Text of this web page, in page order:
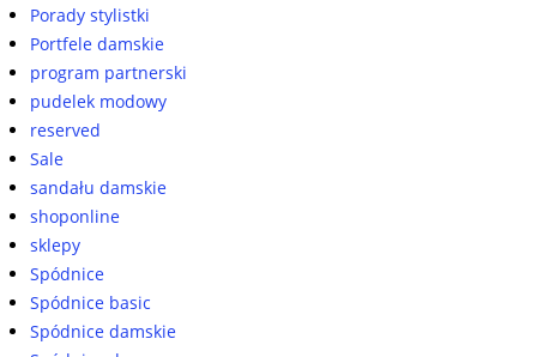
Porady stylistki
Portfele damskie
program partnerski
pudelek modowy
reserved
Sale
sandału damskie
shoponline
sklepy
Spódnice
Spódnice basic
Spódnice damskie